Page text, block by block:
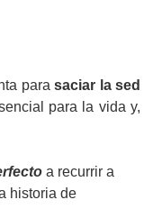
parasaciar la sed
para la vida y,
a recurrir a
historia de